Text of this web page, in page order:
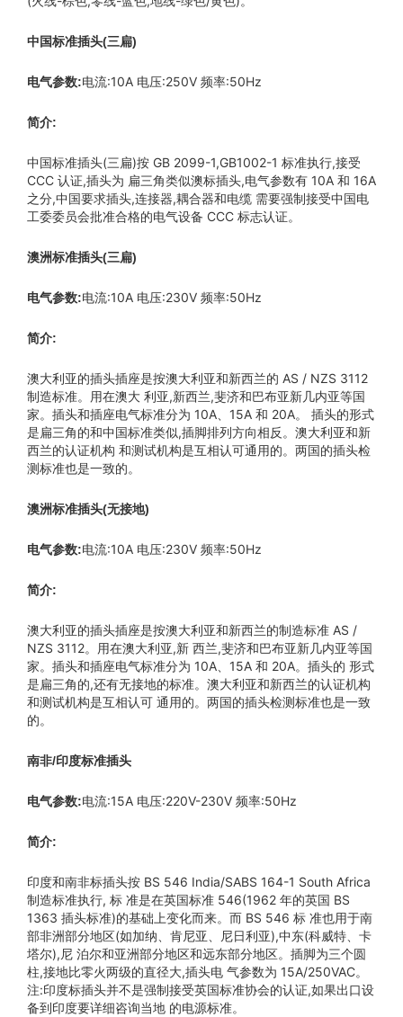
中国标准插头(三扁)
电气参数:电流:10A 电压:250V 频率:50Hz
简介:
中国标准插头(三扁)按 GB 2099-1,GB1002-1 标准执行,接受
CCC 认证,插头为 扁三角类似澳标插头,电气参数有 10A 和 16A
之分,中国要求插头,连接器,耦合器和电缆 需要强制接受中国电
工委委员会批准合格的电气设备 CCC 标志认证。
澳洲标准插头(三扁)
电气参数:电流:10A 电压:230V 频率:50Hz
简介:
澳大利亚的插头插座是按澳大利亚和新西兰的 AS / NZS 3112
制造标准。用在澳大 利亚,新西兰,斐济和巴布亚新几内亚等国
家。插头和插座电气标准分为 10A、15A 和 20A。 插头的形式
是扁三角的和中国标准类似,插脚排列方向相反。澳大利亚和新
西兰的认证机构 和测试机构是互相认可通用的。两国的插头检
测标准也是一致的。
澳洲标准插头(无接地)
电气参数:电流:10A 电压:230V 频率:50Hz
简介:
澳大利亚的插头插座是按澳大利亚和新西兰的制造标准 AS /
NZS 3112。用在澳大利亚,新 西兰,斐济和巴布亚新几内亚等国
家。插头和插座电气标准分为 10A、15A 和 20A。插头的 形式
是扁三角的,还有无接地的标准。澳大利亚和新西兰的认证机构
和测试机构是互相认可 通用的。两国的插头检测标准也是一致
的。
南非/印度标准插头
电气参数:电流:15A 电压:220V-230V 频率:50Hz
简介:
印度和南非标插头按 BS 546 India/SABS 164-1 South Africa
制造标准执行, 标 准是在英国标准 546(1962 年的英国 BS
1363 插头标准)的基础上变化而来。而 BS 546 标 准也用于南
部非洲部分地区(如加纳、肯尼亚、尼日利亚),中东(科威特、卡
塔尔),尼 泊尔和亚洲部分地区和远东部分地区。插脚为三个圆
柱,接地比零火两级的直径大,插头电 气参数为 15A/250VAC。
注:印度标插头并不是强制接受英国标准协会的认证,如果出口设
备到印度要详细咨询当地 的电源标准。